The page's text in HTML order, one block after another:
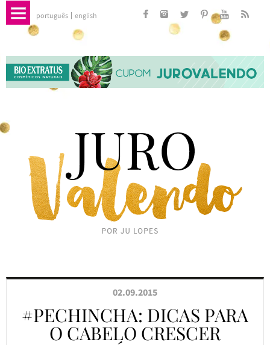
português english
02.09.2015
#PECHINCHA: DICAS PARA
O CABELO CRESCER